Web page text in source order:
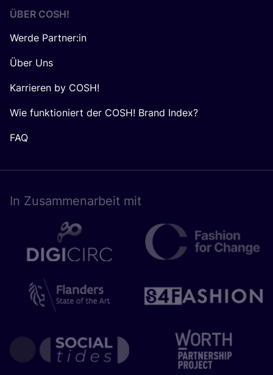
ÜBER COSH!
Werde Partner:in
Über Uns
Karrieren by COSH!
Wie funktioniert der COSH! Brand Index?
FAQ
In Zusam­men­ar­beit mit